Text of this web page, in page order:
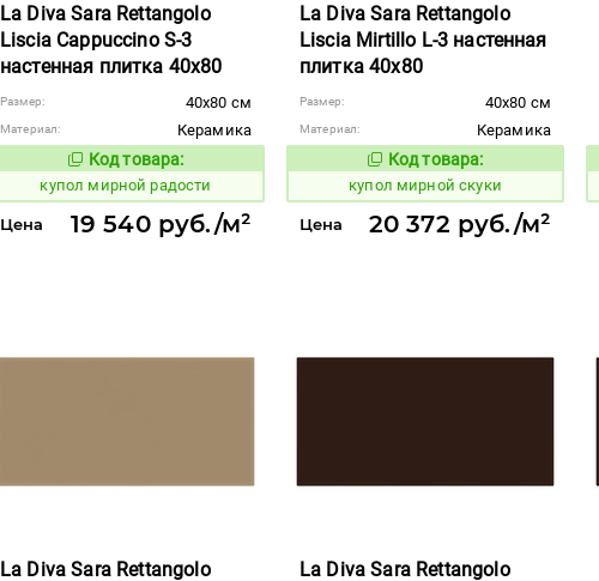
La Diva Sara Rettangolo
Liscia Cappuccino S-3
настенная плитка 40x80
Размер: 40x80 см
Материал:
Керамика
Код товара:
850952 Код товара:
купол мирной радости
Цена 19 540 руб./м²
La Diva Sara Rettangolo
Liscia Mirtillo L-3 настенная
плитка 40x80
Размер: 40x80 см
Материал:
Керамика
Код товара:
850969 Код товара:
купол мирной скуки
Цена 20 372 руб./м²
La Diva Sara Rettangolo La Diva Sara Rettangolo